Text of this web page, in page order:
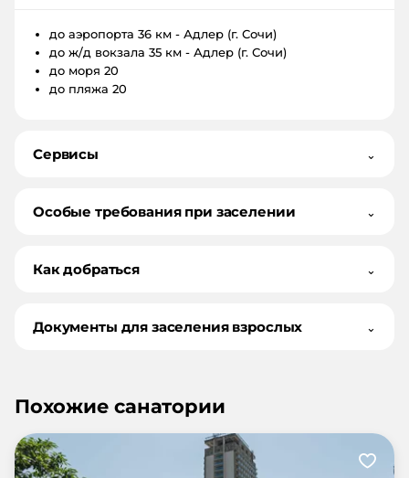
до аэропорта 36 км - Адлер (г. Сочи)
до ж/д вокзала 35 км - Адлер (г. Сочи)
до моря 20
до пляжа 20
Сервисы ⌄
Особые требования при заселении ⌄
Как добраться ⌄
Документы для заселения взрослых ⌄
Похожие санатории